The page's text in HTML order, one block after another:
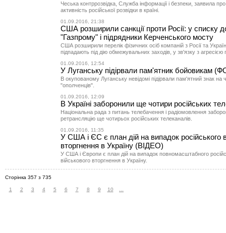
Чеська контррозвідка, Служба інформації і безпеки, заявила
активність російської розвідки в країні.
01.09.2016, 21:38
США розширили санкції проти Росії: у списку
"Газпрому" і підрядники Керченського мосту
США розширили перелік фізичних осіб компаній з Росії та
підпадають під дію обмежувальних заходів, у зв'язку з агресією
01.09.2016, 12:54
У Луганську підірвали пам'ятник бойовикам
В окупованому Луганську невідомі підірвали пам'ятний знак на
"ополченців".
01.09.2016, 12:09
В Україні заборонили ще чотири російських
Національна рада з питань телебачення і радіомовлення
ретрансляцію ще чотирьох російських телеканалів.
01.09.2016, 11:35
У США і ЄС є план дій на випадок російського
вторгнення в Україну (ВІДЕО)
У США і Європи є план дій на випадок повномасштабного
військового вторгнення в Україну.
Сторінка 357 з 735
1 2 3 4 5 6 7 8 9 10